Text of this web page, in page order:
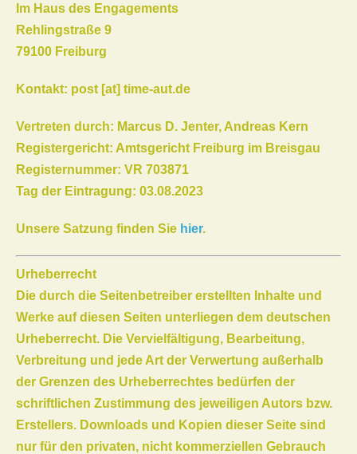
Im Haus des Engagements
Rehlingstraße 9
79100 Freiburg
Kontakt: post [at] time-aut.de
Vertreten durch: Marcus D. Jenter, Andreas Kern
Registergericht: Amtsgericht Freiburg im Breisgau
Registernummer: VR 703871
Tag der Eintragung: 03.08.2023
Unsere Satzung finden Sie hier.
Urheberrecht
Die durch die Seitenbetreiber erstellten Inhalte und
Werke auf diesen Seiten unterliegen dem deutschen
Urheberrecht. Die Vervielfältigung, Bearbeitung,
Verbreitung und jede Art der Verwertung außerhalb
der Grenzen des Urheberrechtes bedürfen der
schriftlichen Zustimmung des jeweiligen Autors bzw.
Erstellers. Downloads und Kopien dieser Seite sind
nur für den privaten, nicht kommerziellen Gebrauch